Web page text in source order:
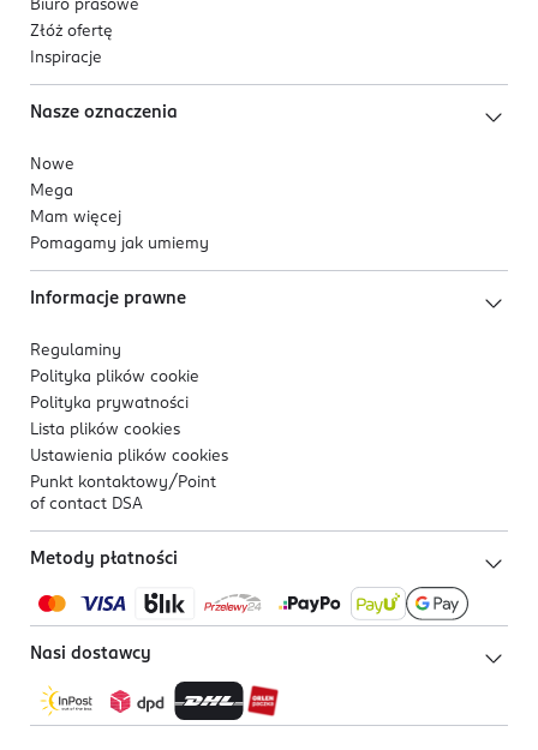
Kod EAN
5 905805 285087
Biuro prasowe
Złóż ofertę
Inspiracje
Nasze oznaczenia
Nowe
Mega
Mam więcej
Pomagamy jak umiemy
Informacje prawne
Regulaminy
Polityka plików cookie
Polityka prywatności
Lista plików cookies
Ustawienia plików cookies
Punkt kontaktowy/ Point
of contact DSA
Metody płatności
Nasi dostawcy